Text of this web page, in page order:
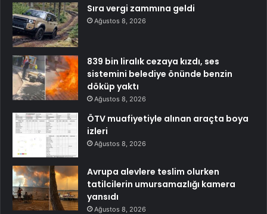
Sıra vergi zammına geldi
Ağustos 8, 2026
839 bin liralık cezaya kızdı, ses
sistemini belediye önünde benzin
döküp yaktı
Ağustos 8, 2026
ÖTV muafiyetiyle alınan araçta boya
izleri
Ağustos 8, 2026
Avrupa alevlere teslim olurken
tatilcilerin umursamazlığı kamera
yansıdı
Ağustos 8, 2026